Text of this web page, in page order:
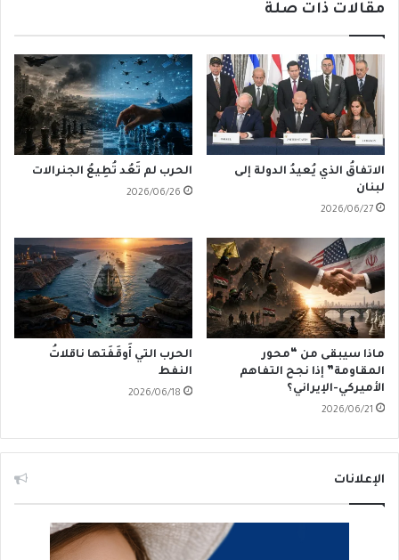
مقالات ذات صلة
الاتفاقُ الذي يُعيدُ الدولة إلى
لبنان
2026/06/27
الحرب لم تَعُد تُطِيعُ الجنرالات
2026/06/26
ماذا سيبقى من “محور
المقاومة” إذا نجح التفاهم
الأميركي-الإيراني؟
2026/06/21
الحرب التي أَوقَفَتها ناقلاتُ
النفط
2026/06/18
الإعلانات